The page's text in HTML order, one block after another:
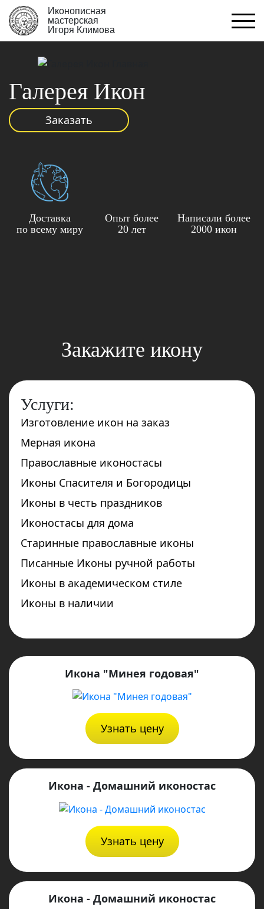
Иконописная
мастерская
Игоря Климова
Галерея Икон
Заказать
Доставка
по всему миру
Опыт более
20 лет
Написали более
2000 икон
Закажите икону
Услуги:
Изготовление икон на заказ
Мерная икона
Православные иконостасы
Иконы Спасителя и Богородицы
Иконы в честь праздников
Иконостасы для дома
Старинные православные иконы
Писанные Иконы ручной работы
Иконы в академическом стиле
Иконы в наличии
Икона "Минея годовая"
Узнать цену
Икона - Домашний иконостас
Узнать цену
Икона - Домашний иконостас